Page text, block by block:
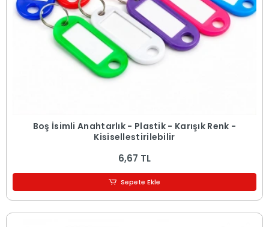
Boş İsimli Anahtarlık - Plastik - Karışık Renk -
Kişiselleştirilebilir
6,67 TL
Sepete Ekle